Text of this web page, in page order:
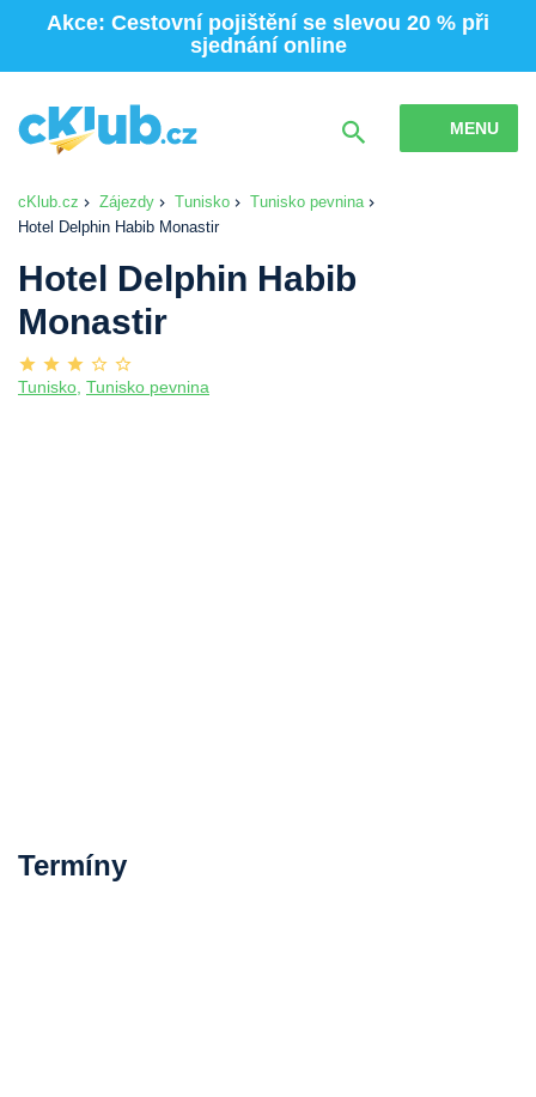
Akce: Cestovní pojištění se slevou 20 % při
sjednání online
MENU
cKlub.cz Zájezdy Tunisko
Tunisko pevnina
Hotel Delphin Habib Monastir
Hotel Delphin Habib
Monastir
Tunisko, Tunisko pevnina
Termíny